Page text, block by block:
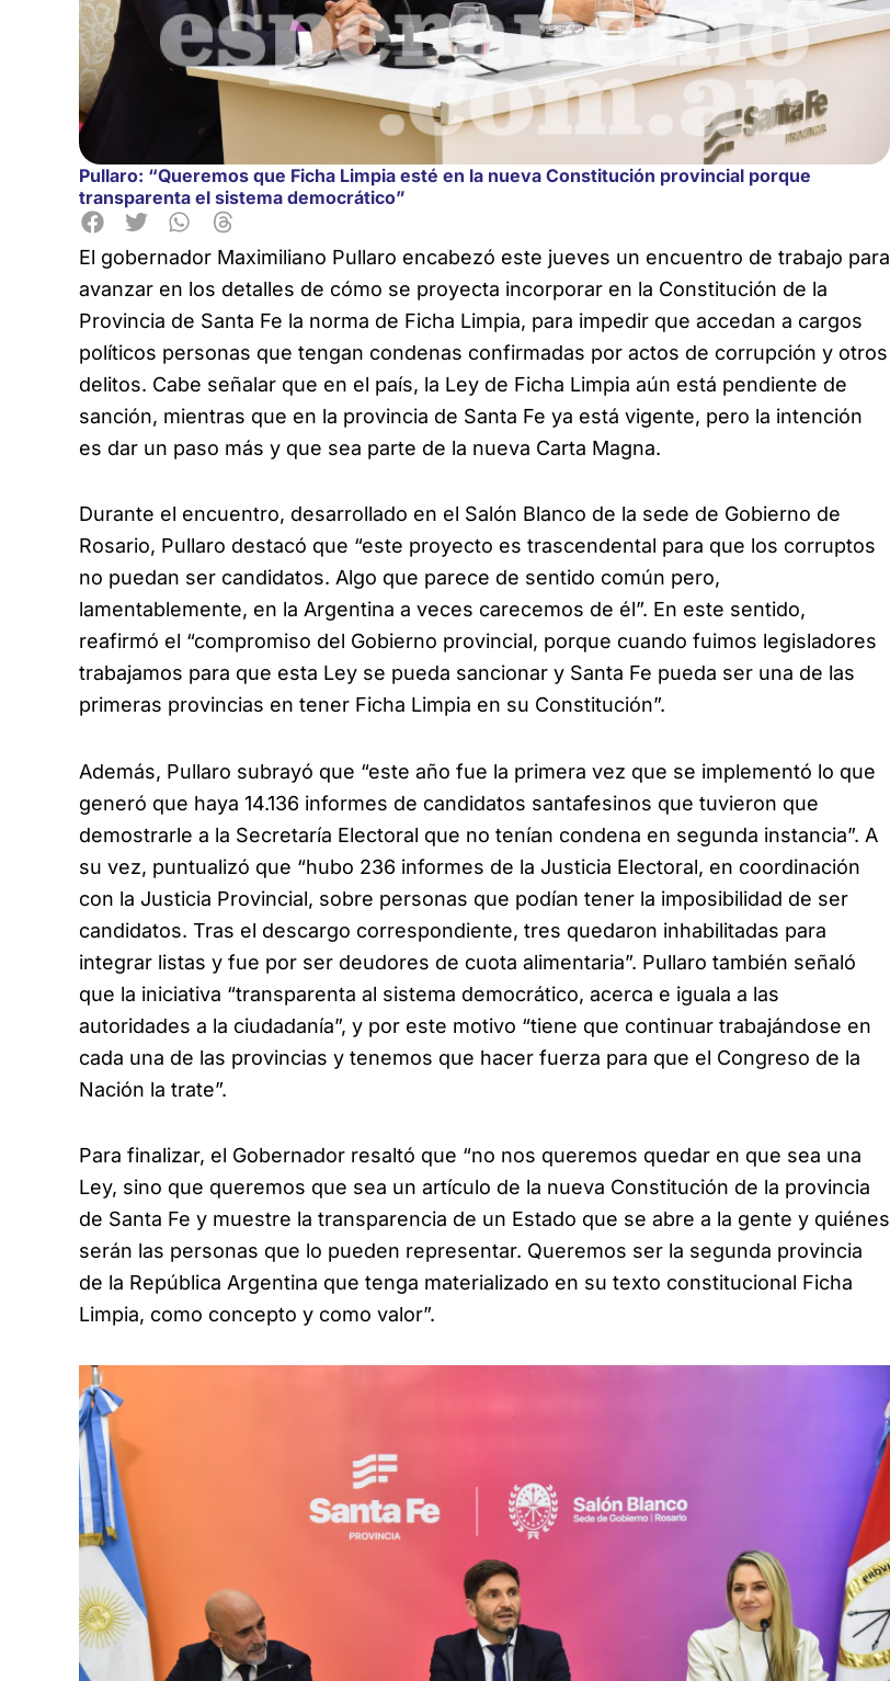
Pullaro: “Queremos que Ficha Limpia esté en la nueva Constitución provincial porque
transparenta el sistema democrático”
El gobernador Maximiliano Pullaro encabezó este jueves un encuentro de trabajo para
avanzar en los detalles de cómo se proyecta incorporar en la Constitución de la
Provincia de Santa Fe la norma de Ficha Limpia, para impedir que accedan a cargos
políticos personas que tengan condenas confirmadas por actos de corrupción y otros
delitos. Cabe señalar que en el país, la Ley de Ficha Limpia aún está pendiente de
sanción, mientras que en la provincia de Santa Fe ya está vigente, pero la intención
es dar un paso más y que sea parte de la nueva Carta Magna.
Durante el encuentro, desarrollado en el Salón Blanco de la sede de Gobierno de
Rosario, Pullaro destacó que “este proyecto es trascendental para que los corruptos
no puedan ser candidatos. Algo que parece de sentido común pero,
lamentablemente, en la Argentina a veces carecemos de él”. En este sentido,
reafirmó el “compromiso del Gobierno provincial, porque cuando fuimos legisladores
trabajamos para que esta Ley se pueda sancionar y Santa Fe pueda ser una de las
primeras provincias en tener Ficha Limpia en su Constitución”.
Además, Pullaro subrayó que “este año fue la primera vez que se implementó lo que
generó que haya 14.136 informes de candidatos santafesinos que tuvieron que
demostrarle a la Secretaría Electoral que no tenían condena en segunda instancia”. A
su vez, puntualizó que “hubo 236 informes de la Justicia Electoral, en coordinación
con la Justicia Provincial, sobre personas que podían tener la imposibilidad de ser
candidatos. Tras el descargo correspondiente, tres quedaron inhabilitadas para
integrar listas y fue por ser deudores de cuota alimentaria”. Pullaro también señaló
que la iniciativa “transparenta al sistema democrático, acerca e iguala a las
autoridades a la ciudadanía”, y por este motivo “tiene que continuar trabajándose en
cada una de las provincias y tenemos que hacer fuerza para que el Congreso de la
Nación la trate”.
Para finalizar, el Gobernador resaltó que “no nos queremos quedar en que sea una
Ley, sino que queremos que sea un artículo de la nueva Constitución de la provincia
de Santa Fe y muestre la transparencia de un Estado que se abre a la gente y quiénes
serán las personas que lo pueden representar. Queremos ser la segunda provincia
de la República Argentina que tenga materializado en su texto constitucional Ficha
Limpia, como concepto y como valor”.